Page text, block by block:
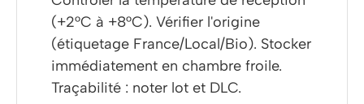
(+2°C à +8°C). Vérifier l'origine
(étiquetage France/Local/Bio). Stocker
immédiatement en chambre froile.
Traçabilité : noter lot et DLC.